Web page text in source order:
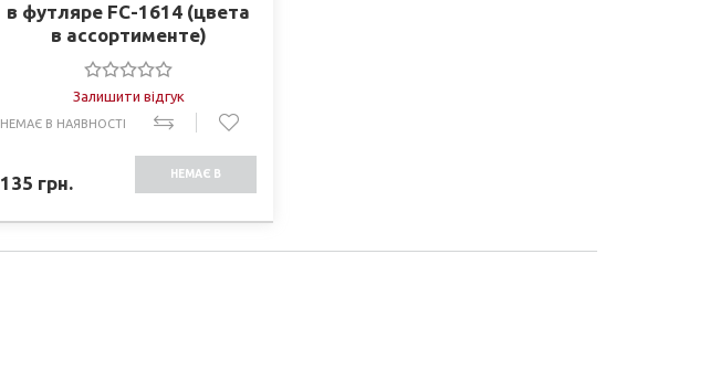
в футляре FC-1614 (цвета
в ассортименте)
Залишити відгук
НЕМАЄ В НАЯВНОСТІ
135 грн. НЕМАЄ В